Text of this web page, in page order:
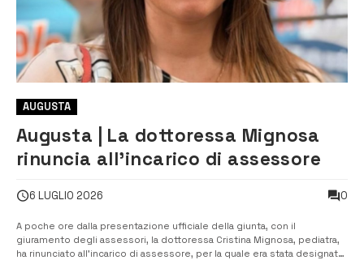
AUGUSTA
Augusta | La dottoressa Mignosa
rinuncia all’incarico di assessore
6 LUGLIO 2026 0
A poche ore dalla presentazione ufficiale della giunta, con il
giuramento degli assessori, la dottoressa Cristina Mignosa, pediatra,
ha rinunciato all’incarico di assessore, per la quale era stata designata